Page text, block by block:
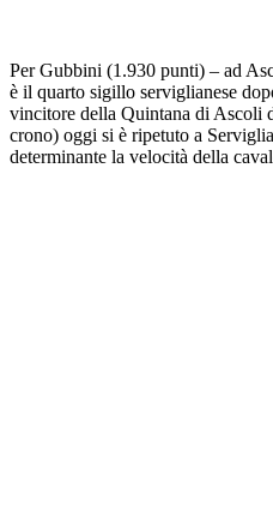
Per Gubbini (1.930 punti) – ad
è il quarto sigillo serviglianese
vincitore della Quintana di Ascoli
crono) oggi si è ripetuto a
determinante la velocità della